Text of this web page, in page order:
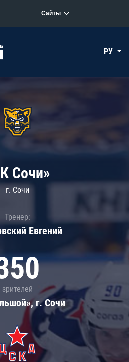
Сайты
РУ
Сочи»
г. Сочи
Тренер:
Евгений
зрителей
г. Сочи